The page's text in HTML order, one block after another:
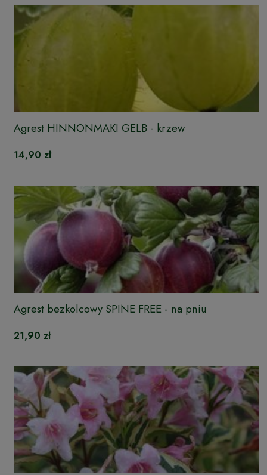
Agrest HINNONMAKI GELB - krzew
14,90 zł
Agrest bezkolcowy SPINE FREE - na pniu
21,90 zł